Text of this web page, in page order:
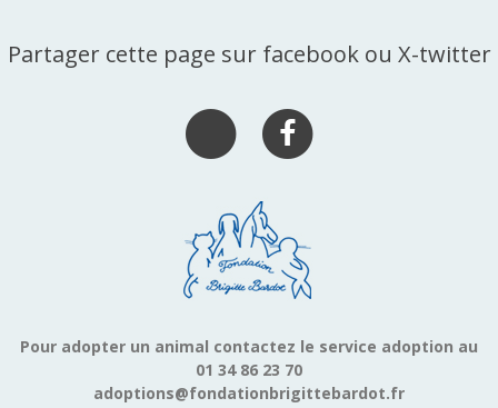
Partager cette page sur facebook ou X-twitter
Pour adopter un animal contactez le service adoption au
01 34 86 23 70
adoptions@fondationbrigittebardot.fr